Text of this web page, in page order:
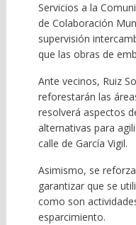
Servicios a la
de Colaboración
supervisión
que las obras de
Ante vecinos, Ruiz
reforestarán las
resolverá aspectos
alternativas para
calle de García Vigil.
Asimismo, se
garantizar que se
como son
esparcimiento.